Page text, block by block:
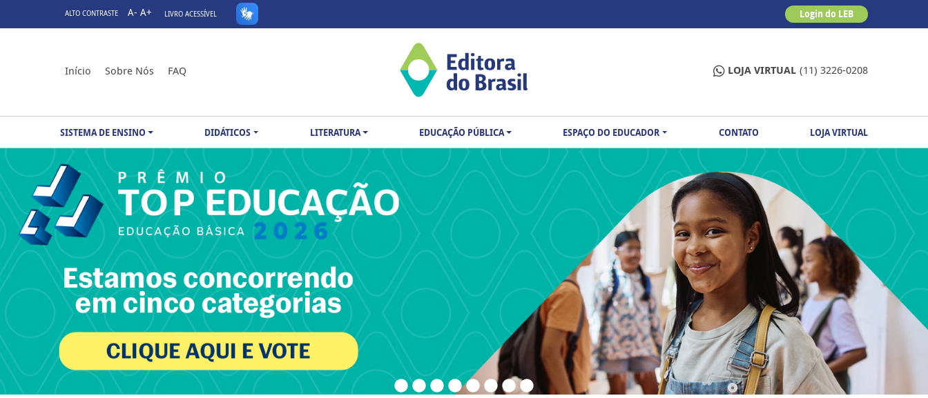
ALTO CONTRASTE A- A+ LIVRO ACESSÍVEL Login do LEB
Início Sobre Nós FAQ LOJA VIRTUAL (11) 3226-0208
SISTEMA DE ENSINO DIDÁTICOS LITERATURA EDUCAÇÃO PÚBLICA ESPAÇO DO EDUCADOR CONTATO LOJA VIRTUAL